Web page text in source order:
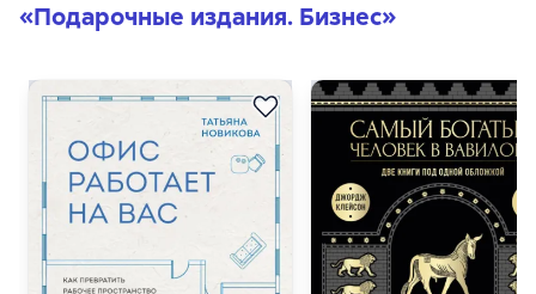
«Подарочные издания. Бизнес»